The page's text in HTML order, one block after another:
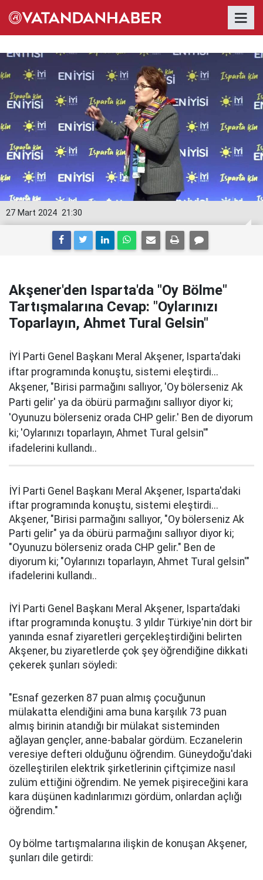
21:30
27 Mart 2024
Akşener'den Isparta'da "Oy Bölme"
Tartışmalarına Cevap: "Oylarınızı
Toparlayın, Ahmet Tural Gelsin"
İYİ Parti Genel Başkanı Meral Akşener, Isparta'daki
iftar programında konuştu, sistemi eleştirdi...
Akşener, "Birisi parmağını sallıyor, 'Oy bölerseniz Ak
Parti gelir' ya da öbürü parmağını sallıyor diyor ki;
'Oyunuzu bölerseniz orada CHP gelir.' Ben de diyorum
ki; 'Oylarınızı toparlayın, Ahmet Tural gelsin'"
ifadelerini kullandı..
İYİ Parti Genel Başkanı Meral Akşener, Isparta'daki
iftar programında konuştu, sistemi eleştirdi...
Akşener, "Birisi parmağını sallıyor, "Oy bölerseniz Ak
Parti gelir" ya da öbürü parmağını sallıyor diyor ki;
"Oyunuzu bölerseniz orada CHP gelir." Ben de
diyorum ki; "Oylarınızı toparlayın, Ahmet Tural gelsin'"
ifadelerini kullandı..
İYİ Parti Genel Başkanı Meral Akşener, Isparta’daki
iftar programında konuştu. 3 yıldır Türkiye'nin dört bir
yanında esnaf ziyaretleri gerçekleştirdiğini belirten
Akşener, bu ziyaretlerde çok şey öğrendiğine dikkati
çekerek şunları söyledi:
"Esnaf gezerken 87 puan almış çocuğunun
mülakatta elendiğini ama buna karşılık 73 puan
almış birinin atandığı bir mülakat sisteminden
ağlayan gençler, anne-babalar gördüm. Eczanelerin
veresiye defteri olduğunu öğrendim. Güneydoğu'daki
özelleştirilen elektrik şirketlerinin çiftçimize nasıl
zulüm ettiğini öğrendim. Ne yemek pişireceğini kara
kara düşünen kadınlarımızı gördüm, onlardan açlığı
öğrendim."
Oy bölme tartışmalarına ilişkin de konuşan Akşener,
şunları dile getirdi: